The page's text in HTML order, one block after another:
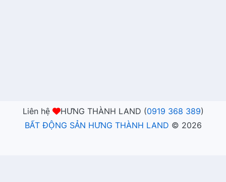
Liên hệ HƯNG THÀNH LAND (0919 368 389)
BẤT ĐỘNG SẢN HƯNG THÀNH LAND © 2026